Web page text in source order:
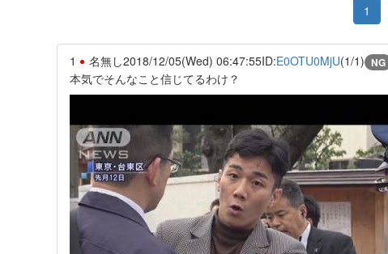
1
1 名無し2018/12/05(Wed) 06:47:55ID:E0OTU0MjU(1/1) NG
本気でそんなこと信じてるわけ？